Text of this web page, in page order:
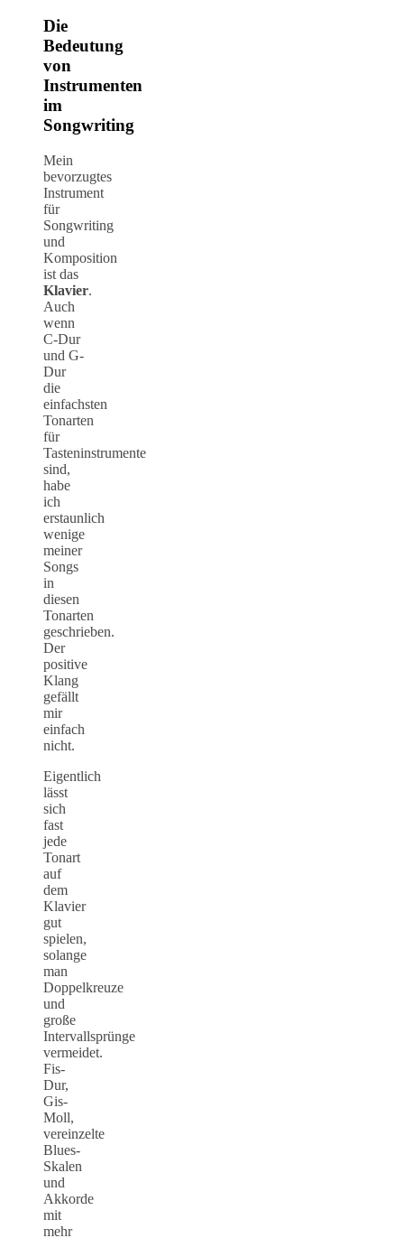
Die
Bedeutung
von
Instrumenten
im
Songwriting
Mein
bevorzugtes
Instrument
für
Songwriting
und
Komposition
ist das
Klavier.
Auch
wenn
C-Dur
und G-
Dur
die
einfachsten
Tonarten
für
Tasteninstrumente
sind,
habe
ich
erstaunlich
wenige
meiner
Songs
in
diesen
Tonarten
geschrieben.
Der
positive
Klang
gefällt
mir
einfach
nicht.
Eigentlich
lässt
sich
fast
jede
Tonart
auf
dem
Klavier
gut
spielen,
solange
man
Doppelkreuze
und
große
Intervallsprünge
vermeidet.
Fis-
Dur,
Gis-
Moll,
vereinzelte
Blues-
Skalen
und
Akkorde
mit
mehr